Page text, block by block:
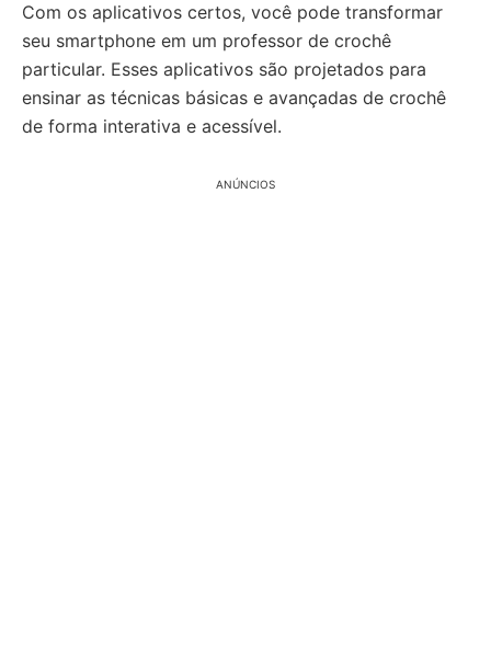
Com os aplicativos certos, você pode transformar
seu smartphone em um professor de crochê
particular. Esses aplicativos são projetados para
ensinar as técnicas básicas e avançadas de crochê
de forma interativa e acessível.
ANÚNCIOS